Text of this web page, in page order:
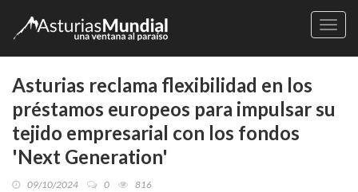
Asturias reclama flexibilidad en los
préstamos europeos para impulsar su
tejido empresarial con los fondos
'Next Generation'
09/10/2024 0 816